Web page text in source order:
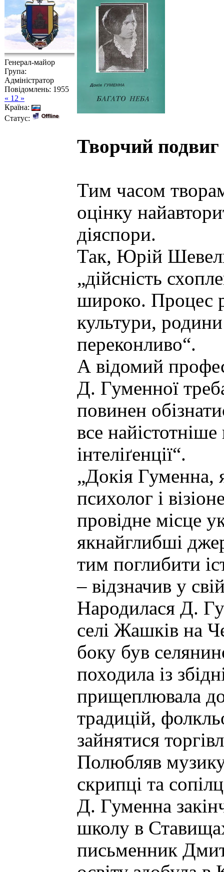
Генерал-майор
Група:
Адміністратор
Повідомлень: 1955
« 12 »
Країна:
Статус:
Творчий подвиг
Тим часом
оцінку
діяспори.
Так, Юрій
„дійсність
широко. Процес
культури,
переконливо“.
А відомий
Д. Гуменної
повинен
все найістотніше
інтеліґенції“.
„Докія Гуменна,
психолог і
провідне місце
якнайглибші
тим поглибити
– відзначив у
Народилася Д.
селі Жашків на
боку був
походила із
прищеплювала
традицій,
зайнятися
Полюбляв
скрипці та
Д. Гуменна
школу в
письменник